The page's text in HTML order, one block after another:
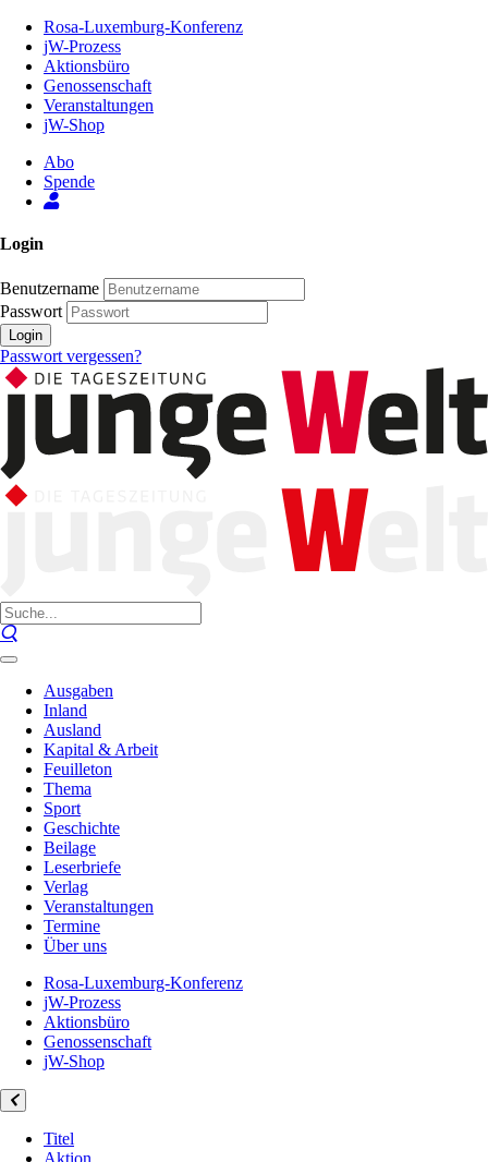
Inhalt
Seite
Rosa-Luxemburg-Konferenz
jW-Prozess
Aktionsbüro
Genossenschaft
Veranstaltungen
jW-Shop
Abo
Spende
Login
Benutzername
Passwort
Login
Passwort vergessen?
Ausgaben
Inland
Ausland
Kapital & Arbeit
Feuilleton
Thema
Sport
Geschichte
Beilage
Leserbriefe
Verlag
Veranstaltungen
Termine
Über uns
Rosa-Luxemburg-Konferenz
jW-Prozess
Aktionsbüro
Genossenschaft
jW-Shop
Titel
Aktion